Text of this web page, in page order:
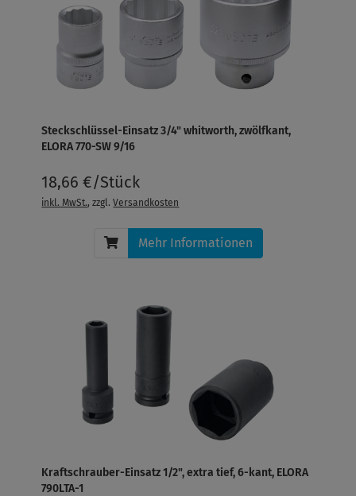
Steckschlüssel-Einsatz 3/4" whitworth, zwölfkant,
ELORA 770-SW 9/16
18,66 €/Stück
inkl. MwSt., zzgl.Versandkosten
Mehr Informationen
Kraftschrauber-Einsatz 1/2", extra tief, 6-kant, ELORA
790LTA-1